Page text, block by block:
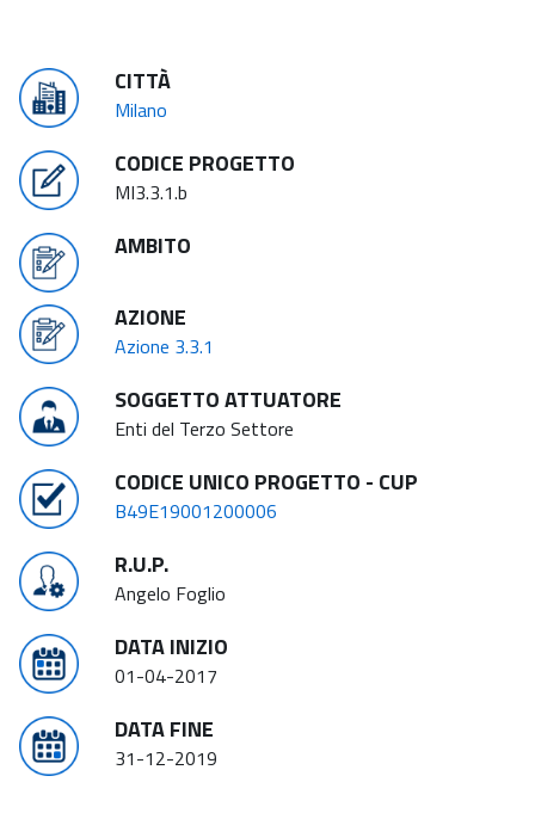
CITTÀ
Milano
CODICE PROGETTO
MI3.3.1.b
AMBITO
AZIONE
Azione 3.3.1
SOGGETTO ATTUATORE
Enti del Terzo Settore
CODICE UNICO PROGETTO - CUP
B49E19001200006
R.U.P.
Angelo Foglio
DATA INIZIO
01-04-2017
DATA FINE
31-12-2019